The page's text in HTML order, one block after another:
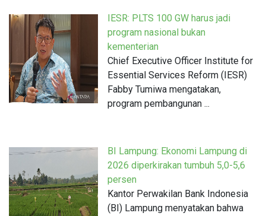
IESR: PLTS 100 GW harus jadi
program nasional bukan
kementerian
Chief Executive Officer Institute for
Essential Services Reform (IESR)
Fabby Tumiwa mengatakan,
program pembangunan ...
BI Lampung: Ekonomi Lampung di
2026 diperkirakan tumbuh 5,0-5,6
persen
Kantor Perwakilan Bank Indonesia
(BI) Lampung menyatakan bahwa